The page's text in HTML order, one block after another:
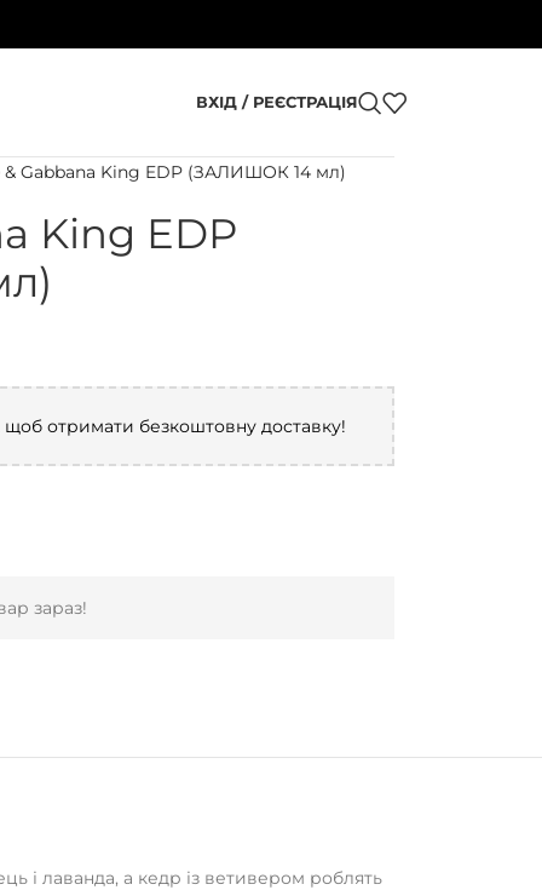
ВХІД / РЕЄСТРАЦІЯ
& Gabbana King EDP (ЗАЛИШОК 14 мл)
King EDP
щоб отримати безкоштовну доставку!
зараз!
і лаванда, а кедр із ветивером роблять